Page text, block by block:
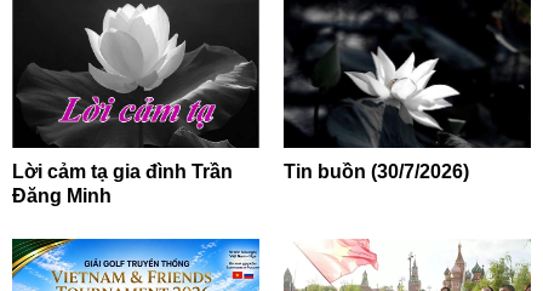
Lời cảm tạ gia đình Trần
Đăng Minh
Tin buồn (30/7/2026)